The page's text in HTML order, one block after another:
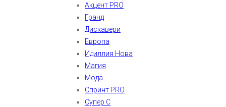
Акцент PRO
Гранд
Дискавери
Европа
Идиллия Нова
Магия
Мода
Спринт PRO
Супер С